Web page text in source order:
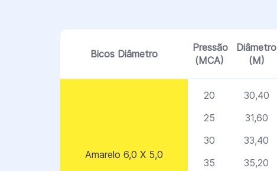
Bicos Diâmetro
Pressão
(MCA)
Diâmetro
(M)
Amarelo 6,0 X 5,0
20 30,40
25 31,60
30
33,40
35
35,20